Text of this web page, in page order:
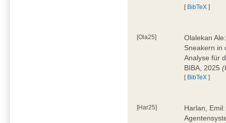
[ BibTeX ]
[Ola25]
Olalekan
Sneakern in
Analyse für
BIBA, 2025
[ BibTeX ]
[Har25]
Harlan,